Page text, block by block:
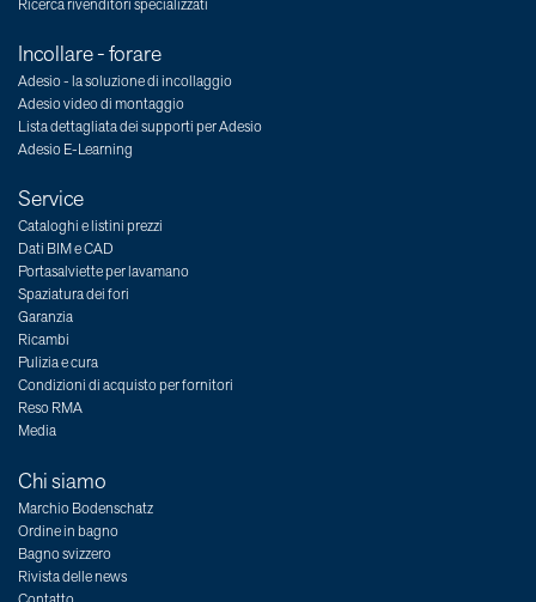
Ricerca rivenditori specializzati
Incollare - forare
Adesio - la soluzione di incollaggio
Adesio video di montaggio
Lista dettagliata dei supporti per Adesio
Adesio E-Learning
Service
Cataloghi e listini prezzi
Dati BIM e CAD
Portasalviette per lavamano
Spaziatura dei fori
Garanzia
Ricambi
Pulizia e cura
Condizioni di acquisto per fornitori
Reso RMA
Media
Chi siamo
Marchio Bodenschatz
Ordine in bagno
Bagno svizzero
Rivista delle news